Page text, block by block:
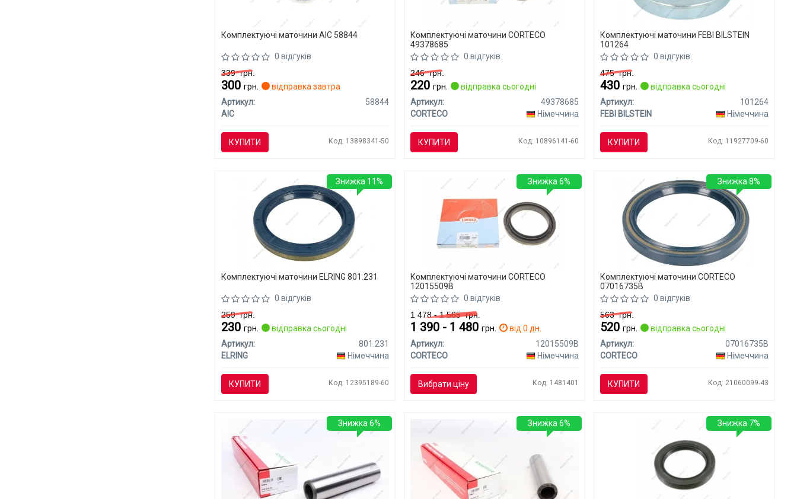
Комплектуючі маточини AIC 58844
0 відгуків
339грн.
300 грн.
відправка завтра
Артикул:
58844
AIC
КУПИТИ Код: 13898341-50
Комплектуючі маточини CORTECO
49378685
0 відгуків
246грн.
220грн.
відправка сьогодні
Артикул:
49378685
CORTECO
Німеччина
КУПИТИ Код: 10896141-60
Комплектуючі маточини FEBI BILSTEIN
101264
0 відгуків
475грн.
430грн.
відправка сьогодні
Артикул:
101264
FEBI BILSTEIN
Німеччина
КУПИТИ Код: 11927709-60
Комплектуючі маточини ELRING 801.231
0 відгуків
259грн.
230 грн.
відправка сьогодні
Артикул:
801.231
ELRING
Німеччина
КУПИТИ Код: 12395189-60
Знижка 11%
Комплектуючі маточини CORTECO
12015509B
0 відгуків
1 478 - 1 565грн.
1 390 - 1 480грн.
від 0 дн.
Артикул:
12015509B
CORTECO
Німеччина
Вибрати ціну Код: 1481401
Знижка 6%
Комплектуючі маточини CORTECO
07016735B
0 відгуків
563грн.
520грн.
відправка сьогодні
Артикул:
07016735B
CORTECO
Німеччина
КУПИТИ Код: 21060099-43
Знижка 8%
Знижка 6% Знижка 6% Знижка 7%